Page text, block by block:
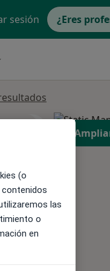
sesión ¿Eres
(o
las
o
en